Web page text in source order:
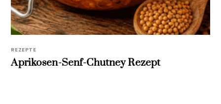
REZEPTE
Aprikosen-Senf-Chutney Rezept